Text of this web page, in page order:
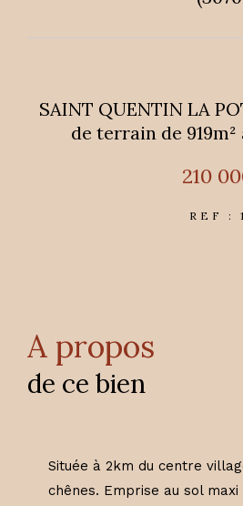
SAINT QUENTIN LA
de terrain de 919m²
210
REF :
a propos
de ce bien
Située à 2km du centre
chênes. Emprise au sol